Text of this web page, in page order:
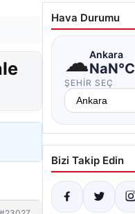
Hava Durumu
☁Ankara
NaN°C
ŞEHIR SEÇ
Bizi Takip Edin